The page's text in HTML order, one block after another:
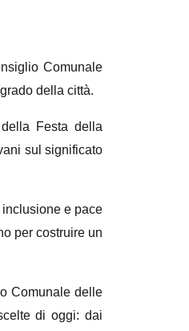
Comunale
della città.
Festa della
sul significato
e pace
per costruire un
Comunale delle
di oggi: dai